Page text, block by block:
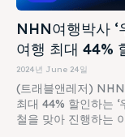
NHN여행박사 ‘
여행 최대 44%
2024년 June 24일
(트래블앤레저)
최대 44% 할인하는
철을 맞아 진행하는